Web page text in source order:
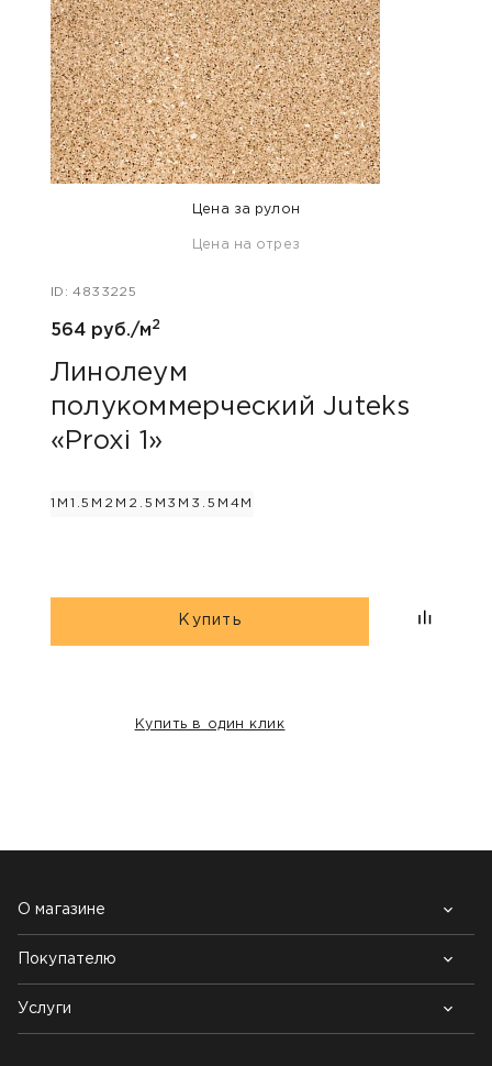
Цена за рулон
Цена на отрез
ID: 4833225
564 руб./м2
Линолеум
полукоммерческий Juteks
«Proxi 1»
1М 1.5М 2М 2.5М 3М 3.5М 4М
Купить
Купить в один клик
О магазине
Почему выбирают нас
Контакты
Блог
Покупателю
Возврат товара
Как заказать
Услуги